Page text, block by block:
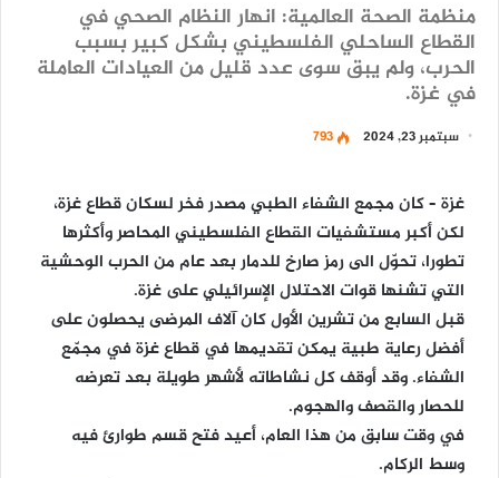
منظمة الصحة العالمية: انهار النظام الصحي في
القطاع الساحلي الفلسطيني بشكل كبير بسبب
الحرب، ولم يبق سوى عدد قليل من العيادات العاملة
في غزة.
سبتمبر 23, 2024 793
غزة – كان مجمع الشفاء الطبي مصدر فخر لسكان قطاع غزة،
لكن أكبر مستشفيات القطاع الفلسطيني المحاصر وأكثرها
تطورا، تحوّل الى رمز صارخ للدمار بعد عام من الحرب الوحشية
التي تشنها قوات الاحتلال الإسرائيلي على غزة.
قبل السابع من تشرين الأول كان آلاف المرضى يحصلون على
أفضل رعاية طبية يمكن تقديمها في قطاع غزة في مجمّع
الشفاء. وقد أوقف كل نشاطاته لأشهر طويلة بعد تعرضه
للحصار والقصف والهجوم.
في وقت سابق من هذا العام، أعيد فتح قسم طوارئ فيه
وسط الركام.